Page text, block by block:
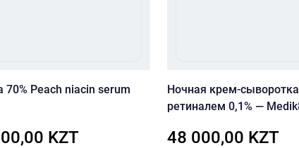
70% Peach niacin serum
KZT
Ночная крем-
ретиналем 0,1% —
48 000,00 KZT